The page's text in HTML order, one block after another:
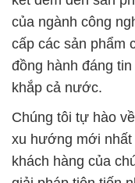
cậy của chúng tôi
kỹ lưỡng và cam
khách hàng.
Danh mục sản
gồm nhiều loại
nhu cầu của các
Chúng tôi không
trợ khách hàng